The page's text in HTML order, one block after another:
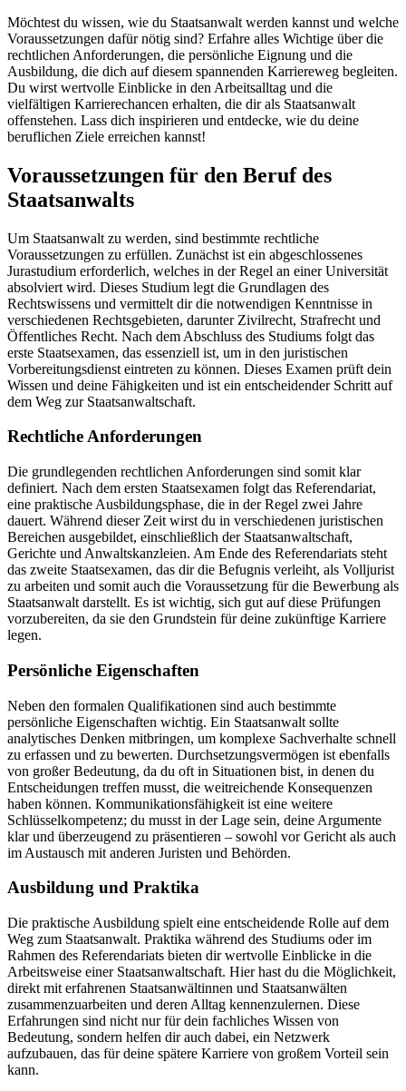
Möchtest du wissen, wie du Staatsanwalt werden kannst und welche
Voraussetzungen dafür nötig sind? Erfahre alles Wichtige über die
rechtlichen Anforderungen, die persönliche Eignung und die
Ausbildung, die dich auf diesem spannenden Karriereweg begleiten.
Du wirst wertvolle Einblicke in den Arbeitsalltag und die
vielfältigen Karrierechancen erhalten, die dir als Staatsanwalt
offenstehen. Lass dich inspirieren und entdecke, wie du deine
beruflichen Ziele erreichen kannst!
Voraussetzungen für den Beruf des
Staatsanwalts
Um Staatsanwalt zu werden, sind bestimmte rechtliche
Voraussetzungen zu erfüllen. Zunächst ist ein abgeschlossenes
Jurastudium erforderlich, welches in der Regel an einer Universität
absolviert wird. Dieses Studium legt die Grundlagen des
Rechtswissens und vermittelt dir die notwendigen Kenntnisse in
verschiedenen Rechtsgebieten, darunter Zivilrecht, Strafrecht und
Öffentliches Recht. Nach dem Abschluss des Studiums folgt das
erste Staatsexamen, das essenziell ist, um in den juristischen
Vorbereitungsdienst eintreten zu können. Dieses Examen prüft dein
Wissen und deine Fähigkeiten und ist ein entscheidender Schritt auf
dem Weg zur Staatsanwaltschaft.
Rechtliche Anforderungen
Die grundlegenden rechtlichen Anforderungen sind somit klar
definiert. Nach dem ersten Staatsexamen folgt das Referendariat,
eine praktische Ausbildungsphase, die in der Regel zwei Jahre
dauert. Während dieser Zeit wirst du in verschiedenen juristischen
Bereichen ausgebildet, einschließlich der Staatsanwaltschaft,
Gerichte und Anwaltskanzleien. Am Ende des Referendariats steht
das zweite Staatsexamen, das dir die Befugnis verleiht, als Volljurist
zu arbeiten und somit auch die Voraussetzung für die Bewerbung als
Staatsanwalt darstellt. Es ist wichtig, sich gut auf diese Prüfungen
vorzubereiten, da sie den Grundstein für deine zukünftige Karriere
legen.
Persönliche Eigenschaften
Neben den formalen Qualifikationen sind auch bestimmte
persönliche Eigenschaften wichtig. Ein Staatsanwalt sollte
analytisches Denken mitbringen, um komplexe Sachverhalte schnell
zu erfassen und zu bewerten. Durchsetzungsvermögen ist ebenfalls
von großer Bedeutung, da du oft in Situationen bist, in denen du
Entscheidungen treffen musst, die weitreichende Konsequenzen
haben können. Kommunikationsfähigkeit ist eine weitere
Schlüsselkompetenz; du musst in der Lage sein, deine Argumente
klar und überzeugend zu präsentieren – sowohl vor Gericht als auch
im Austausch mit anderen Juristen und Behörden.
Ausbildung und Praktika
Die praktische Ausbildung spielt eine entscheidende Rolle auf dem
Weg zum Staatsanwalt. Praktika während des Studiums oder im
Rahmen des Referendariats bieten dir wertvolle Einblicke in die
Arbeitsweise einer Staatsanwaltschaft. Hier hast du die Möglichkeit,
direkt mit erfahrenen Staatsanwältinnen und Staatsanwälten
zusammenzuarbeiten und deren Alltag kennenzulernen. Diese
Erfahrungen sind nicht nur für dein fachliches Wissen von
Bedeutung, sondern helfen dir auch dabei, ein Netzwerk
aufzubauen, das für deine spätere Karriere von großem Vorteil sein
kann.